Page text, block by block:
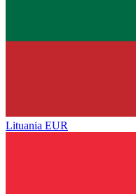
Lituania EUR